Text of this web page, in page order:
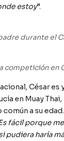
estoy”.
durante el
competición en
César es
en Muay
común a su
fácil porque
pudiera haría